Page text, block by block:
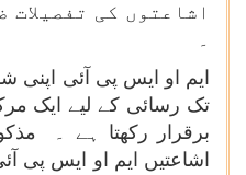
اشاعتوں کی
۔
ایم او ایس پی آئی اپنی
تک رسائی کے لیے ایک
برقرار رکھتا ہے ۔
اشاعتیں ایم او ایس